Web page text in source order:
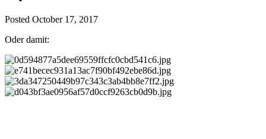
Posted October 17, 2017
Oder damit: